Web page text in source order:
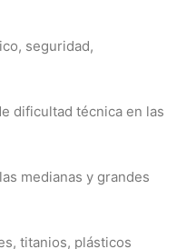
seguridad,
dificultad técnica en las
medianas y grandes
titanios, plásticos